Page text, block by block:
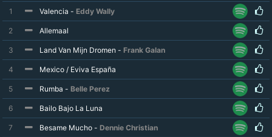
1 Valencia - Eddy Wally
2 Allemaal
3 Land Van Mijn Dromen - Frank Galan
4 Mexico / Eviva España
5 Rumba - Belle Perez
6 Bailo Bajo La Luna
7 Besame Mucho - Dennie Christian